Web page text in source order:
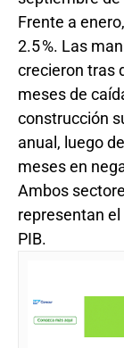
Frente a
2.5 %. Las
crecieron tras
meses de
construcción
anual, luego
meses en
Ambos
representan el
PIB.